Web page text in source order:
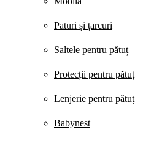
Paturi și țarcuri
Saltele pentru pătuț
Protecții pentru pătuț
Lenjerie pentru pătuț
Babynest